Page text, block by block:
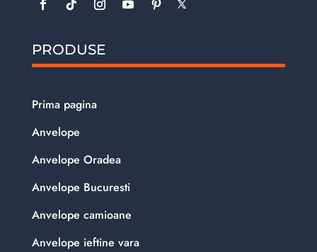
PRODUSE
Prima pagina
Anvelope
Anvelope Oradea
Anvelope Bucuresti
Anvelope camioane
Anvelope ieftine vara